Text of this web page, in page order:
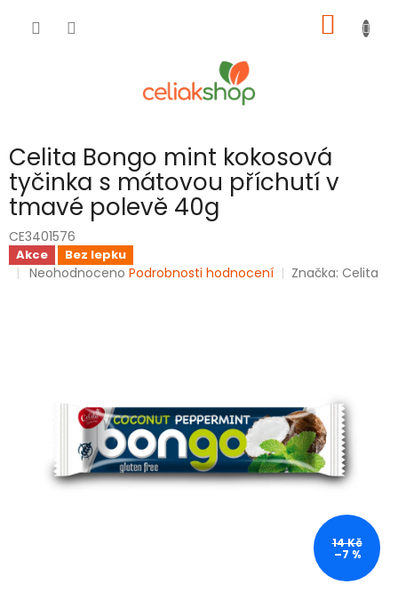
KOŠÍK
Celita Bongo mint kokosová
tyčinka s mátovou příchutí v
tmavé polevě 40g
CE3401576
Akce Bez lepku
Průměrné
Neohodnoceno Podrobnosti hodnocení Značka: Celita
14 Kč
–7 %